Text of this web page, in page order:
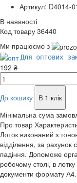
Артикул: D4014-
В наявності
Код товару 36440
Ми працюємо з
Для оптових
192 ₴
До кошику
В 1 клік
Мінімальна сума
Про товар
Лоток виконаний з
відділення, за рахунок
падіння. Допоможе
робочому столі, в
документи формату А4.